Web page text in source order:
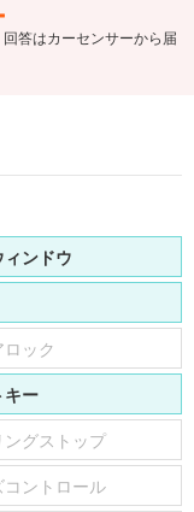
答はカーセンサーから届
ンドウ
ック
キー
ングストップ
コントロール